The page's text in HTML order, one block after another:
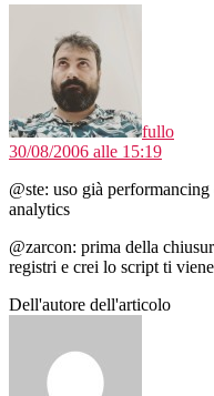
fullo
30/08/2006 alle 15:19
@ste: uso già
analytics
@zarcon: prima della
registri e crei lo script ti
Dell'autore dell'articolo